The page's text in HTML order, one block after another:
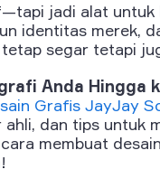
jadi alat
identitas merek,
segar tetapi
Anda Hingga
Grafis JayJay
dan tips untuk
membuat